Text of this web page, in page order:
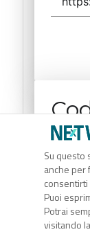
Su questo
anche per
Puoi
Potrai
visitando
Clicca
RSS link